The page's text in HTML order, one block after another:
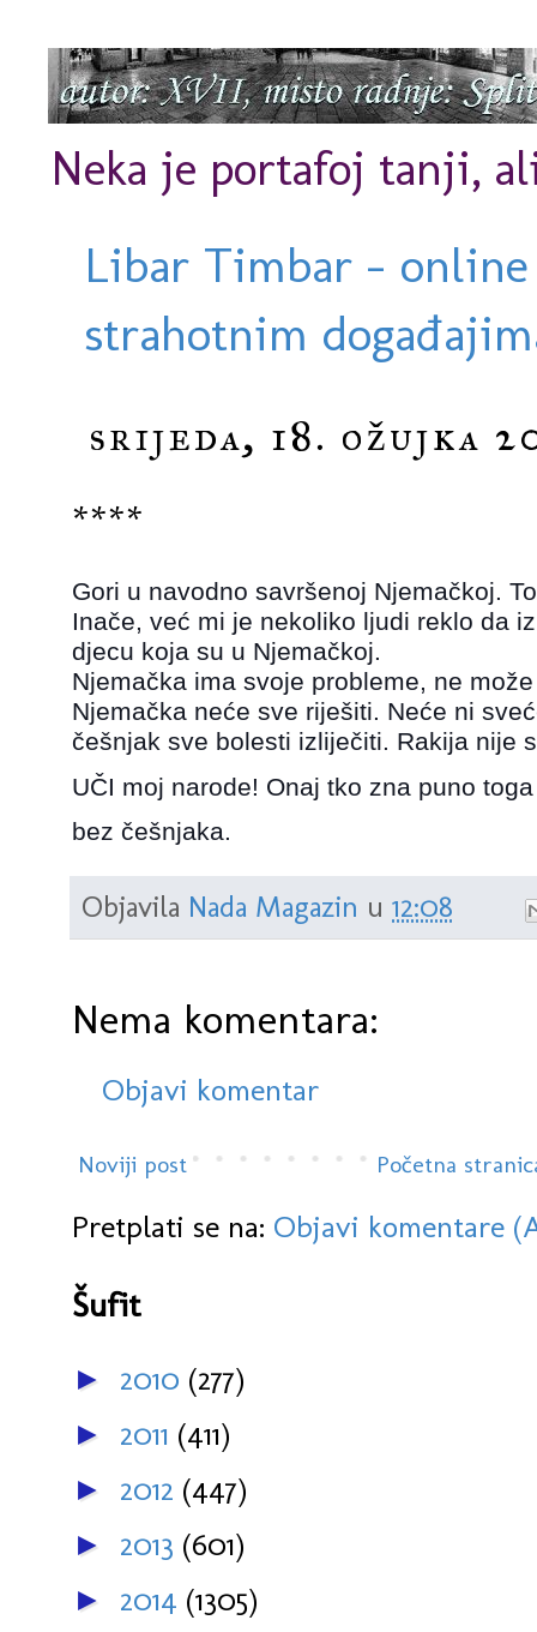
Neka je portafoj tanji,
Libar Timbar -
strahotnim
srijeda, 18. ožujka
****
Gori u navodno savršenoj Njemačkoj.
Inače, već mi je nekoliko ljudi reklo da
djecu koja su u Njemačkoj.
Njemačka ima svoje probleme, ne
Njemačka neće sve riješiti. Neće ni
češnjak sve bolesti izliječiti. Rakija nije
UČI moj narode! Onaj tko zna puno
bez češnjaka.
Objavila Nada Magazin u 12:08
Nema komentara:
Objavi komentar
Noviji post Početna
Pretplati se na: Objavi komentare
Šufit
► 2010 (277)
► 2011 (411)
► 2012 (447)
► 2013 (601)
► 2014 (1305)